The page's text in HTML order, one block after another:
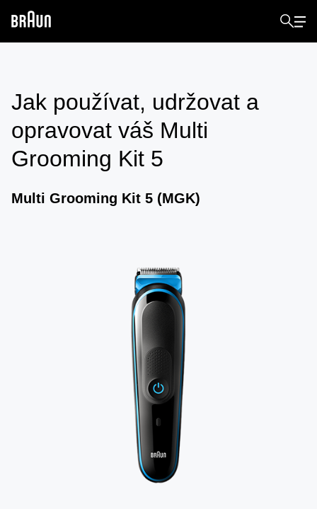
Jak používat, udržovat a
opravovat váš Multi
Grooming Kit 5
Multi Grooming Kit 5 (MGK)